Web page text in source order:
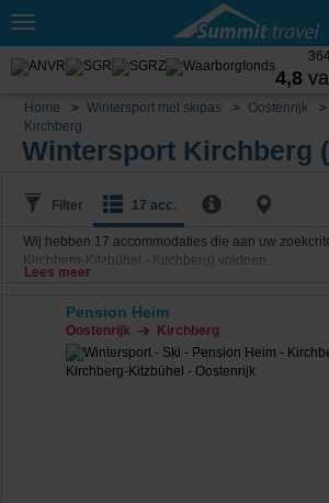
Toggle
4,8
Home Wintersport met skipas Oostenrijk
Kirchberg
Wintersport Kirchberg
Filter 17 acc.
Wij hebben 17 accommodaties die aan uw
Kirchberg-Kitzbühel - Kirchberg) voldoen.
Lees meer
Pension Heim
Oostenrijk Kirchberg